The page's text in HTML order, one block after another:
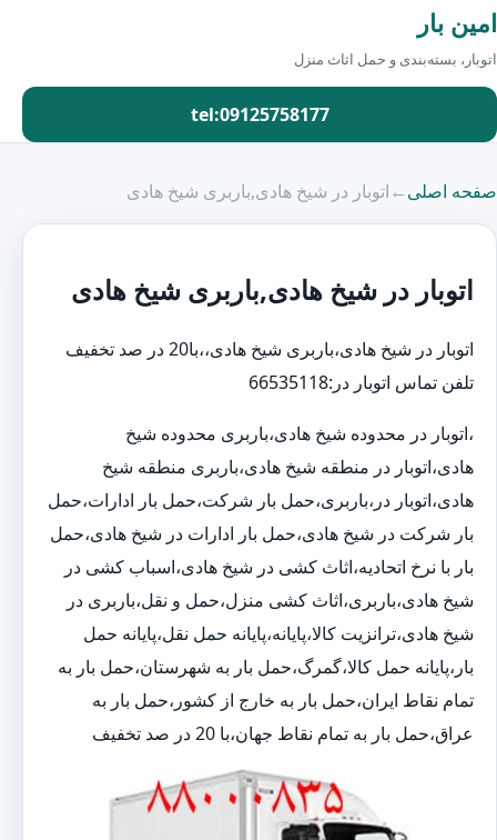
امین بار
اتوبار، بسته‌بندی و حمل اثاث منزل
tel:09125758177
صفحه اصلی←اتوبار در شیخ هادی,باربری شیخ هادی
اتوبار در شیخ هادی,باربری شیخ هادی
اتوبار در شیخ هادی،باربری شیخ هادی،،با20 در صد تخفیف
تلفن تماس اتوبار در:66535118
،اتوبار در محدوده شیخ هادی،باربری محدوده شیخ
هادی،اتوبار در منطقه شیخ هادی،باربری منطقه شیخ
هادی،اتوبار در،باربری،حمل بار شرکت،حمل بار ادارات،حمل
بار شرکت در شیخ هادی،حمل بار ادارات در شیخ هادی،حمل
بار با نرخ اتحادیه،اثاث کشی در شیخ هادی،اسباب کشی در
شیخ هادی،باربری،اثاث کشی منزل،حمل و نقل،باربری در
شیخ هادی،ترانزیت کالا،پایانه،پایانه حمل نقل،پایانه حمل
بار،پایانه حمل کالا،گمرگ،حمل بار به شهرستان،حمل بار به
تمام نقاط ایران،حمل بار به خارج از کشور،حمل بار به
عراق،حمل بار به تمام نقاط جهان،با 20 در صد تخفیف